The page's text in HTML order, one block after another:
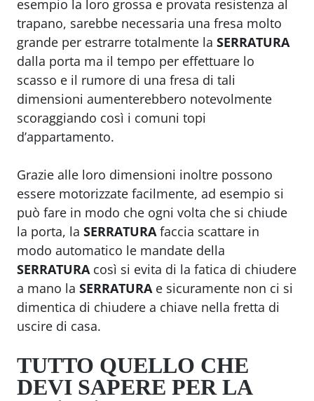
esempio la loro grossa e provata resistenza al
trapano, sarebbe necessaria una fresa molto
grande per estrarre totalmente la SERRATURA
dalla porta ma il tempo per effettuare lo
scasso e il rumore di una fresa di tali
dimensioni aumenterebbero notevolmente
scoraggiando così i comuni topi
d’appartamento.
Grazie alle loro dimensioni inoltre possono
essere motorizzate facilmente, ad esempio si
può fare in modo che ogni volta che si chiude
la porta, la SERRATURA faccia scattare in
modo automatico le mandate della
SERRATURA così si evita di la fatica di chiudere
a mano la SERRATURA e sicuramente non ci si
dimentica di chiudere a chiave nella fretta di
uscire di casa.
TUTTO QUELLO CHE
DEVI SAPERE PER LA